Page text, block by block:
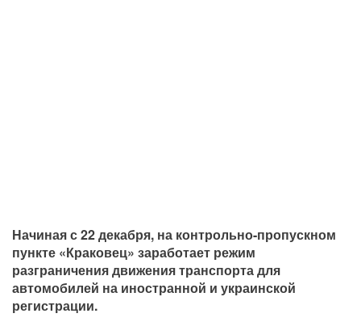
Начиная с 22 декабря, на контрольно-пропускном
пункте «Краковец» заработает режим
разграничения движения транспорта для
автомобилей на иностранной и украинской
регистрации.